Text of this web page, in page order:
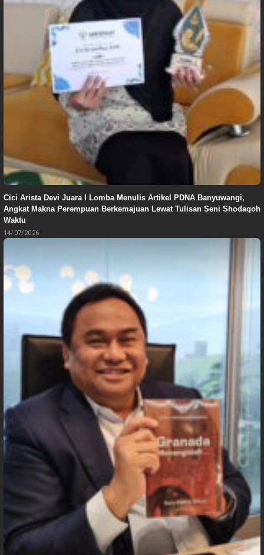
Cici Arista Devi Juara I Lomba Menulis Artikel PDNA Banyuwangi,
Angkat Makna Perempuan Berkemajuan Lewat Tulisan Seni Shodaqoh
Waktu
14/07/2026